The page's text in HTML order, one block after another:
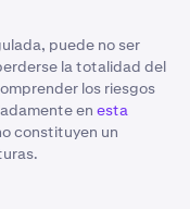
puede no ser
la totalidad del
los riesgos
en esta
constituyen un